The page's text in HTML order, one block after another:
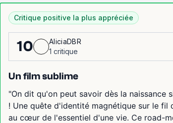
Critique positive la plus appréciée
10
AliciaDBR
1 critique
Un film sublime
"On dit qu'on peut savoir dès la naissance
! Une quête d'identité magnétique sur le
au cœur de l'essentiel d'une vie. Ce road-